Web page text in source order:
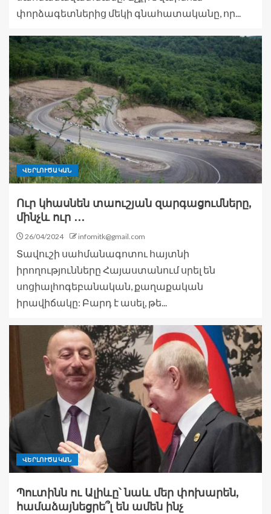
փորձագետներից մեկի գնահատականը, որ...
ՎԵՐԼՈՒԾԱԿԱՆ
Ուր կհասնեն տաուշյան զարգացումները,
մինչև ուր ․․․
26/04/2024 infomitk@gmail.com
Տավուշի սահմանագոտու հայտնի
իրողությունները Հայաստանում սրել են
սոցիալհոգեբանական, քաղաքական
իրավիճակը: Բարդ է ասել, թե...
ՎԵՐԼՈՒԾԱԿԱՆ
Պուտինն ու Ալիևը՝ նաև մեր փոխարեն,
համաձայնեցրե՞լ են ամեն ինչ